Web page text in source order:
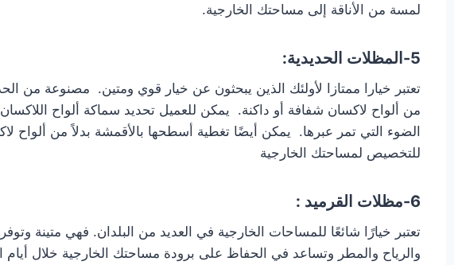
لمسة من الأناقة إلى مساحتك الخارجية.
5-المظلات الحديدية:
تعتبر خيارا ممتازا لأولئك الذين يبحثون عن خيار قوي ومتين. مصنوعة من
من ألواح لاكسان شفافة أو داكنة. يمكن للعميل تحديد سماكة ألواح
الضوء التي تمر عبرها. يمكن أيضًا تغطية أسطحها بالأقمشة بدلاً من ألواح
للتخصيص لمساحتك الخارجية
6-مظلات القرميد :
تعتبر خيارًا شائعًا للمساحات الخارجية في العديد من البلدان. فهي متينة
والرياح والمطر وتساعد في الحفاظ على برودة مساحتك الخارجية خلال أيام